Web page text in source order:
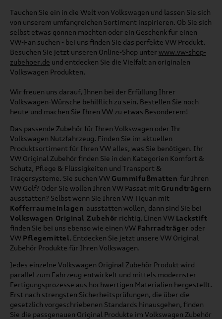
Tauchen Sie ein in die Welt von Volkswagen und lassen Sie sich
von unserem umfangreichen Sortiment inspirieren. Ob Sie sich
selbst etwas gönnen möchten oder ein Geschenk für einen
VW-Fan suchen - bei uns finden Sie das perfekte VW Produkt.
Besuchen Sie jetzt unseren Online-Shop unter www.vw-shop-
zubehoer.de und entdecken Sie die Vielfalt an originalen
Volkswagen Produkten.
Wir freuen uns darauf, Ihnen bei der Erfüllung Ihrer
Volkswagen-Wünsche behilflich zu sein. Bestellen Sie noch
heute und machen Sie Ihren VW zu etwas Besonderem!
Das passende Zubehör für Ihren Volkswagen oder Ihr
Volkswagen Nutzfahrzeug. Finden Sie im aktuellen
Produktsortiment für Ihren VW alles, was Sie benötigen. Ihr
VW Original Zubehör finden Sie in den Kategorien Komfort &
Schutz, Pflege & Flüssigkeiten und Transport &
Trägersysteme. Sie suchen VW Gummifußmatten für Ihren
VW Golf? Oder Sie wollen Ihren VW Passat mit Grundträgern
ausstatten? Selbst wenn Sie Ihren VW Tiguan mit
Kofferraumeinlagen ausstatten wollen, dann sind Sie bei
Volkswagen Original Zubehör richtig. Einen VW Lackstift
finden Sie bei uns ebenso wie einen VW Fahrradträger oder
VW Pflegemittel. Entdecken Sie jetzt unsere VW Original
Zubehör Produkte für Ihren Volkswagen.
Jedes einzelne Volkswagen Original Zubehör Produkt wird
parallel zum Fahrzeug entwickelt und mittels modernster
Fertigungsprozesse aus hochwertigen Materialien hergestellt.
Erst nach strengsten Sicherheitsprüfungen, die über die
gesetzlich vorgeschriebenen Standards hinausgehen, finden
Sie die passgenauen Original Produkte im Volkswagen Zubehör